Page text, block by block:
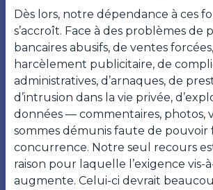
Dès lors, notre dépendance à ces
s’accroît. Face à des problèmes de
bancaires abusifs, de ventes
harcèlement publicitaire, de
administratives, d’arnaques, de
d’intrusion dans la vie privée,
données — commentaires, photos,
sommes démunis faute de pouvoir
concurrence. Notre seul recours
raison pour laquelle l’exigence vis-
augmente. Celui-ci devrait